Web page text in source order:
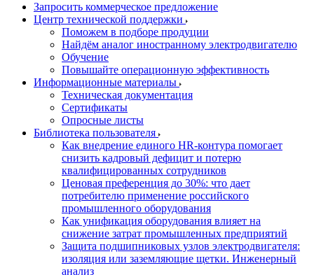
Запросить коммерческое предложение
Центр технической поддержки
Поможем в подборе продуции
Найдём аналог иностранному электродвигателю
Обучение
Повышайте операционную эффективность
Информационные материалы
Техническая документация
Сертификаты
Опросные листы
Библиотека пользователя
Как внедрение единого HR-контура помогает
снизить кадровый дефицит и потерю
квалифицированных сотрудников
Ценовая преференция до 30%: что дает
потребителю применение российского
промышленного оборудования
Как унификация оборудования влияет на
снижение затрат промышленных предприятий
Защита подшипниковых узлов электродвигателя:
изоляция или заземляющие щетки. Инженерный
анализ